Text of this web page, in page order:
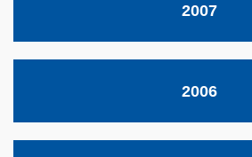
2007
2006